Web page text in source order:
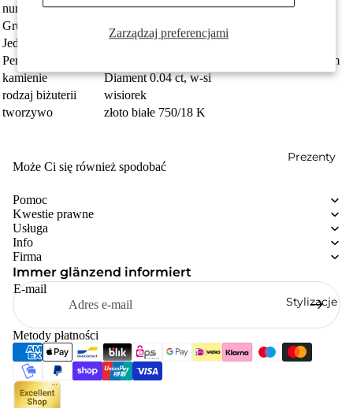
Zarządzaj preferencjami
Motywy
Prezenty
Stylizacje
numer zamówienia 563591
Grupa docelowa
damski
Jednostka
sztuka
Perły
Perła hodowana w wodzie słodkiej biały, 9 mm
kamienie
Diament 0.04 ct, w-si
rodzaj biżuterii
wisiorek
tworzywo
złoto białe 750/18 K
Może Ci się również spodobać
Pomoc
Kwestie prawne
Usługa
Info
Firma
Immer glänzend informiert
E-mail
Metody płatności